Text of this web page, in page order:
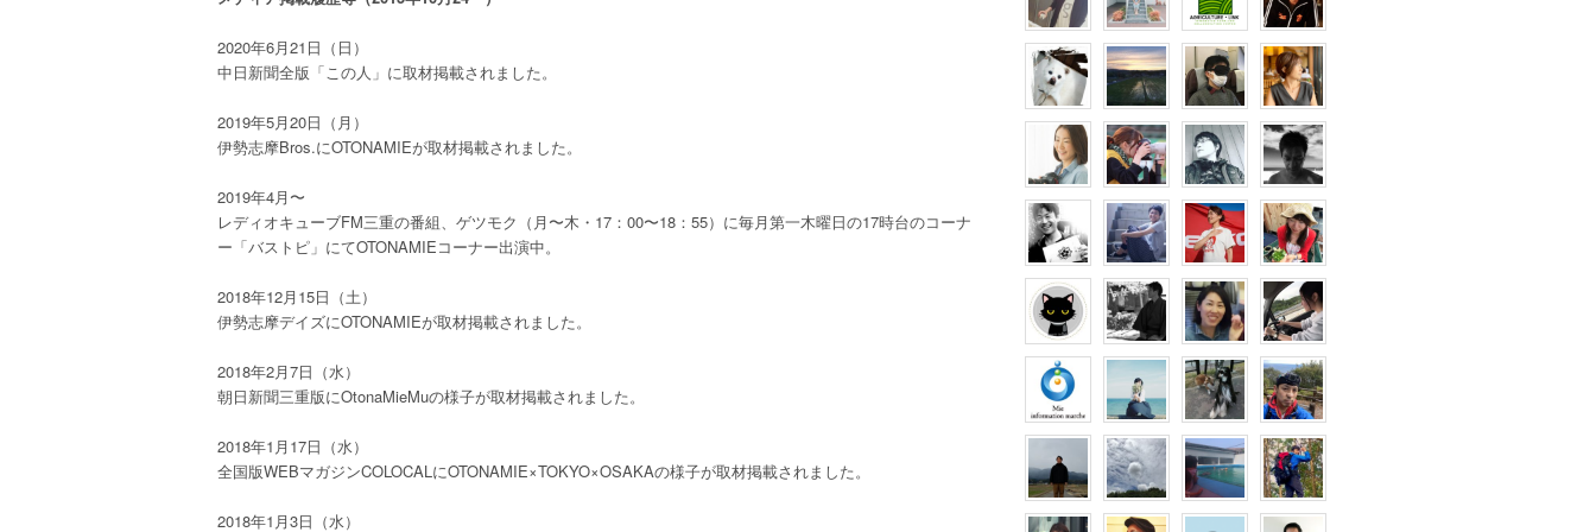
2020年6月21日（日）
中日新聞全版「この人」に取材掲載されました。
2019年5月20日（月）
伊勢志摩Bros.にOTONAMIEが取材掲載されました。
2019年4月〜
レディオキューブFM三重の番組、ゲツモク（月〜木・17：00〜18：55）に毎月第一木曜日の17時台のコーナ
ー「バストピ」にてOTONAMIEコーナー出演中。
2018年12月15日（土）
伊勢志摩デイズにOTONAMIEが取材掲載されました。
2018年2月7日（水）
朝日新聞三重版にOtonaMieMuの様子が取材掲載されました。
2018年1月17日（水）
全国版WEBマガジンCOLOCALにOTONAMIE×TOKYO×OSAKAの様子が取材掲載されました。
2018年1月3日（水）